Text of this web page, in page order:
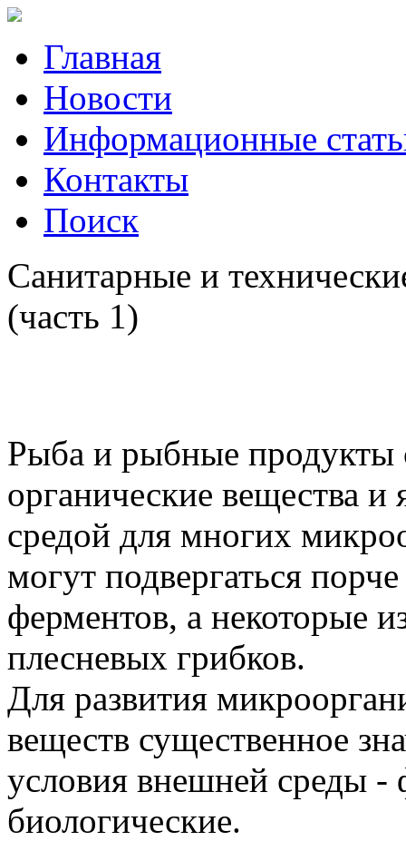
Главная
Новости
Информационные
Контакты
Поиск
Санитарные и
(часть 1)
Рыба и рыбные продукты
органические вещества
средой для многих
могут подвергаться
ферментов, а некоторые
плесневых грибков.
Для развития
веществ существенное
условия внешней среды -
биологические.